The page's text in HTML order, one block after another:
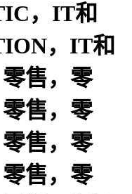
，IT和
，IT和
售，零
售，零
售，零
售，零